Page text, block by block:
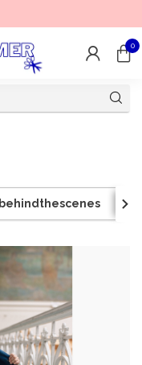
0
behindthescenes